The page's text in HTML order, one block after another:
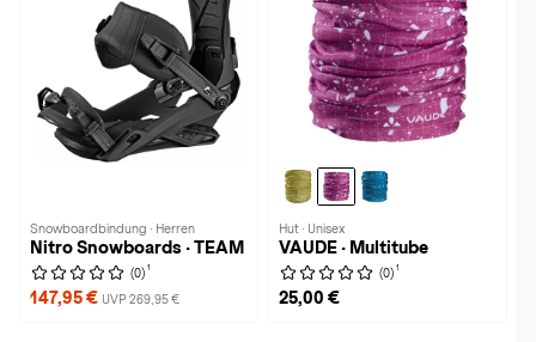
Snowboardbindung · Herren
Nitro Snowboards · TEAM
(0) 1
147,95 € UVP 269,95 €
Hut · Unisex
VAUDE · Multitube
(0) 1
25,00 €